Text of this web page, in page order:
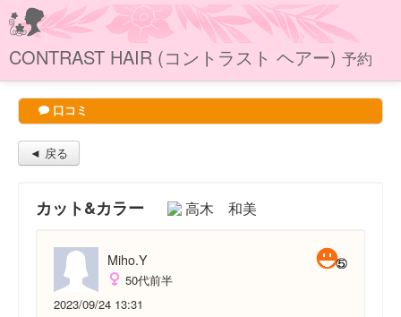
CONTRAST HAIR (コントラスト ヘアー) 予約
口コミ
◄ 戻る
カット&カラー 高木 和美
Miho.Y
50代前半
2023/09/24 13:31